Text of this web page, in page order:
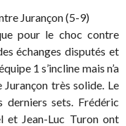
Jurançon (5-9)
pour le choc contre
échanges disputés et
1 s’incline mais n’a
très solide. Le
sets. Frédéric
et Jean-Luc Turon ont